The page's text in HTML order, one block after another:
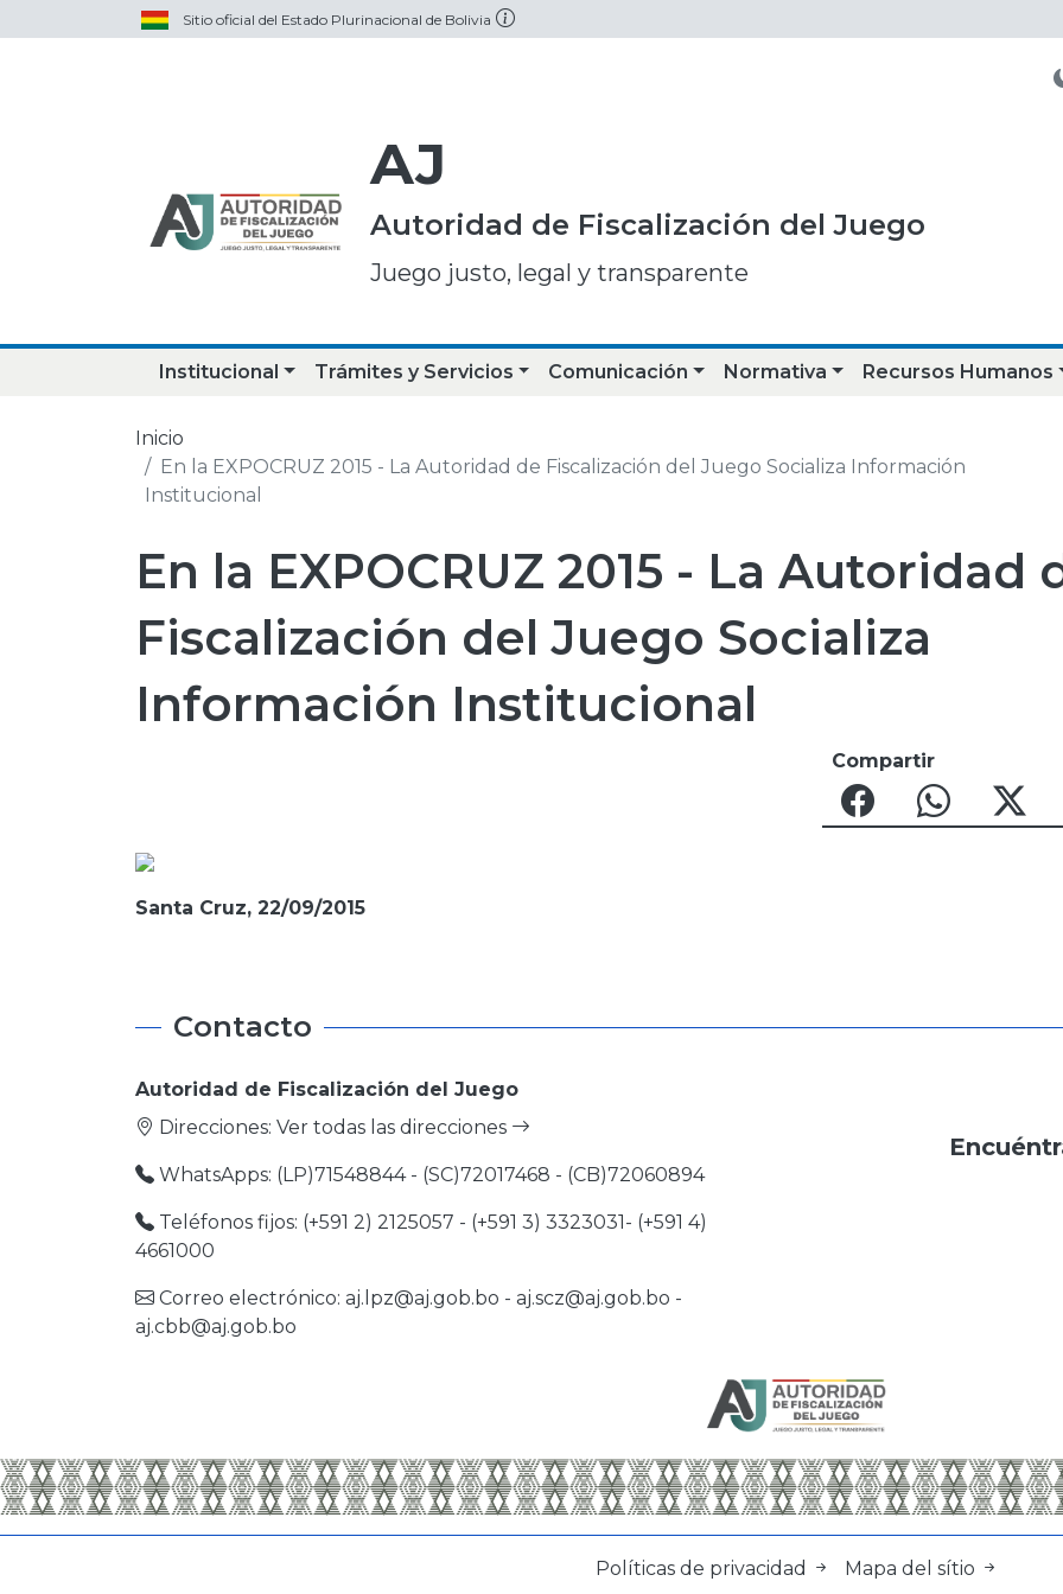
Sitio oficial del Estado Plurinacional de Bolivia
AJ
Autoridad de Fiscalización del Juego
Juego justo, legal y transparente
Institucional Trámites y Servicios Comunicación Normativa Recursos Humanos
Inicio
En la EXPOCRUZ 2015 - La Autoridad de Fiscalización del Juego Socializa Información
Institucional
En la EXPOCRUZ 2015 - La Autoridad
Fiscalización del Juego Socializa
Información Institucional
Compartir
Santa Cruz, 22/09/2015
Contacto
Autoridad de Fiscalización del Juego
Direcciones: Ver todas las direcciones
WhatsApps: (LP)71548844 - (SC)72017468 - (CB)72060894
Teléfonos fijos: (+591 2) 2125057 - (+591 3) 3323031- (+591 4)
4661000
Correo electrónico: aj.lpz@aj.gob.bo - aj.scz@aj.gob.bo -
aj.cbb@aj.gob.bo
Políticas de privacidad Mapa del sítio